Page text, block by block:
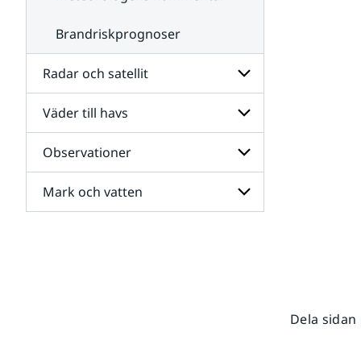
Brandriskprognoser
Radar och satellit
Undersidor
för
Radar
och
satellit
Väder till havs
Undersidor
för
Väder
till
havs
Observationer
Undersidor
för
Mark och vatten
Dela sidan